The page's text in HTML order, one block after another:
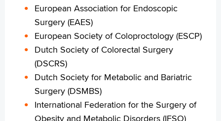
European Association for Endoscopic
Surgery (EAES)
European Society of Coloproctology (ESCP)
Dutch Society of Colorectal Surgery
(DSCRS)
Dutch Society for Metabolic and Bariatric
Surgery (DSMBS)
International Federation for the Surgery of
Obesity and Metabolic Disorders (IFSO)